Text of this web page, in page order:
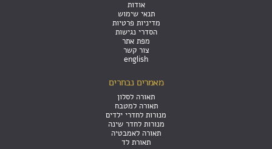
אודות
תנאי שימוש
מדיניות פרטיות
הסדרי נגישות
מפת אתר
צור קשר
english
מאמרים נבחרים
תאורה לסלון
תאורה למטבח
מנורות לחדרי ילדים
מנורות לחדר שינה
תאורה לאמבטיה
תאורת לד